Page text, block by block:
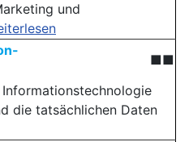
und
■■
die tatsächlichen Daten